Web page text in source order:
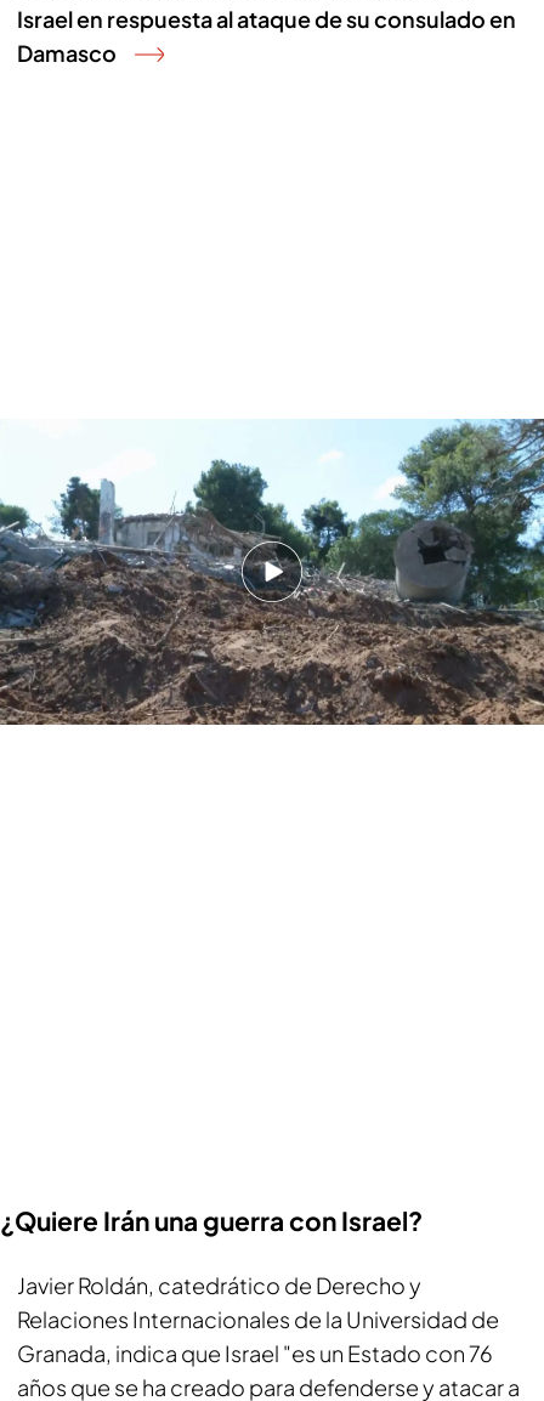
Israel en respuesta al ataque de su consulado en
Damasco
¿Quiere Irán una guerra con Israel?
Javier Roldán, catedrático de Derecho y
Relaciones Internacionales de la Universidad de
Granada, indica que Israel "es un Estado con 76
años que se ha creado para defenderse y atacar a